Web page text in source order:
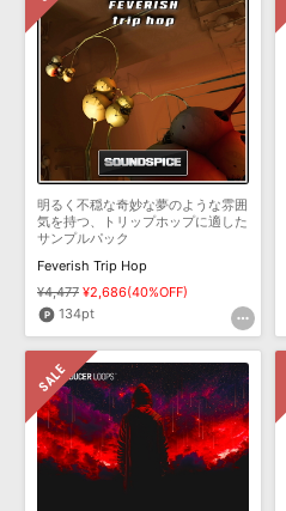
明るく不穏な奇妙な夢のような雰囲
気を持つ、トリップホップに適した
サンプルパック
Feverish Trip Hop
¥4,477 ¥2,686(40%OFF)
134pt